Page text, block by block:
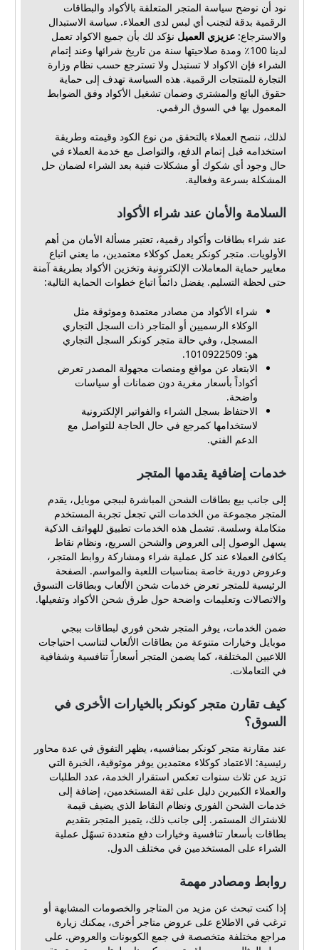
نود أن نوضح سياسة المتجر المتعلقة بالأكواد والبطاقات
الرقمية بدقة لتجنب أي لبس لدى العملاء. سياسة الاستبدال
والاسترجاع: عزيزي العميلنؤكد لك بأن جميع الاكواد تعمل
لدينا 100٪ ومدة صلاحيتها سنة من تاريخ شرائها وعند إتمام
الشراء فإن الاكواد لا تستبدل ولا تسترجع حسب نظام وزارة
التجارة للمنتجات الرقمية. هذه السياسة تهدف إلى حماية
حقوق البائع والمشتري وضمان تشغيل الأكواد وفق الضوابط
المعمول بها في السوق الرقمي.
لذلك، ننصح العملاء بالتحقق من نوع الكود وقيمته وطريقة
استخدامه قبل إتمام الدفع، والتواصل مع خدمة العملاء في
حال وجود أي شكوك أو مشكلات فنية بعد الشراء لضمان حل
المشكلة بسرعة وفعالية.
السلامة والأمان عند شراء الأكواد
عند شراء بطاقات وأكواد رقمية، تعتبر مسألة الأمان من أهم
الأولويات. متجر كونكر يعمل كوكلاء معتمدين، ما يعني اتباع
معايير حماية المعاملات الإلكترونية وتخزين الأكواد بطريقة آمنة
حتى لحظة التسليم. يفضل دائماً اتباع خطوات الحماية التالية:
شراء الأكواد من مصادر معتمدة وموثوقة مثل
الوكلاء الرسميين أو المتاجر ذات السجل التجاري
المسجل، وفي حالة متجر كونكر السجل التجاري
هو: 1010922509.
الابتعاد عن مواقع ومنصات مجهولة المصدر تعرض
أكواداً بأسعار مغرية دون ضمانات أو سياسات
واضحة.
الاحتفاظ بسجل الشراء والفواتير الإلكترونية
لاستخدامها كمرجع في حال الحاجة للتواصل مع
الدعم الفني.
خدمات إضافية يقدمها المتجر
إلى جانب بيع بطاقات الشحن المباشرة لببجي موبايل، يقدم
المتجر مجموعة من الخدمات التي تجعل تجربة المستخدم
متكاملة وسلسة. تشمل هذه الخدمات تطبيق للهواتف الذكية
يسهل الوصول إلى العروض والشحن السريع، ونظام نقاط
يكافئ العملاء عند كل عملية شراء ومشاركة روابط المتجر،
وعروض دورية خاصة بمناسبات اللعبة والمواسم. الصفحة
الرئيسية للمتجر تعرض خدمات شحن الألعاب وبطاقات التسوق
والاتصالات وتعليمات واضحة حول طرق شحن الأكواد وتفعيلها.
ضمن الخدمات، يوفر المتجر شحن فوري لبطاقات ببجي
موبايل وخيارات متنوعة من بطاقات الألعاب لتناسب احتياجات
اللاعبين المختلفة، كما يضمن المتجر أسعاراً تنافسية وشفافية
في التعاملات.
كيف تقارن متجر كونكر بالخيارات الأخرى في
السوق؟
عند مقارنة متجر كونكر بمنافسيه، يظهر التفوق في عدة محاور
رئيسية: الاعتماد كوكلاء معتمدين يوفر موثوقية، الخبرة التي
تزيد عن ثلاث سنوات تعكس استقرار الخدمة، عدد الطلبات
والعملاء الكبيرين دليل على ثقة المستخدمين، إضافة إلى
خدمات الشحن الفوري ونظام النقاط الذي يضيف قيمة
للاشتراك المستمر. إلى جانب ذلك، يتميز المتجر بتقديم
بطاقات بأسعار تنافسية وخيارات دفع متعددة تسهّل عملية
الشراء على المستخدمين في مختلف الدول.
روابط ومصادر مهمة
إذا كنت تبحث عن مزيد من المتاجر والخصومات المشابهة أو
ترغب في الاطلاع على عروض متاجر أخرى، يمكنك زيارة
مراجع مختلفة متخصصة في جمع الكوبونات والعروض. على